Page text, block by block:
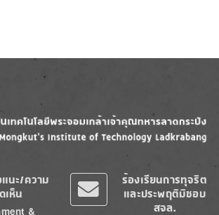
นะ/ความ
เห็น
&
ร้องเรียนการทุจริต
และประพฤติมิชอบ
สจล.